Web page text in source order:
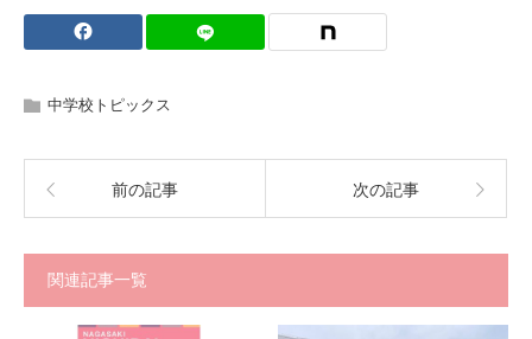
中学校トピックス
前の記事 次の記事
関連記事一覧